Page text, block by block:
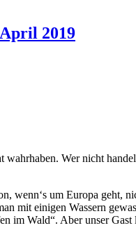
2019
Wer nicht
wenn‘s um Europa geht,
mit einigen Wassern
Wald“. Aber unser